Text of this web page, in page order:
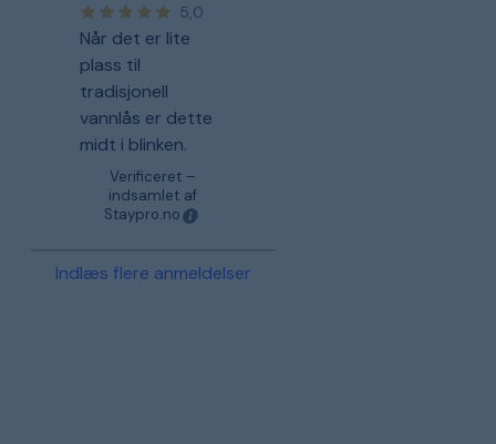
5,0
Når det er lite
plass til
tradisjonell
vannlås er dette
midt i blinken.
Verificeret –
indsamlet af
Staypro.no
Indlæs flere anmeldelser